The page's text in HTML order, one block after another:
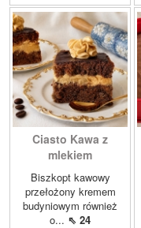
Ciasto Kawa z
mlekiem
Biszkopt kawowy
przełożony kremem
budyniowym również
o... ⇖ 24